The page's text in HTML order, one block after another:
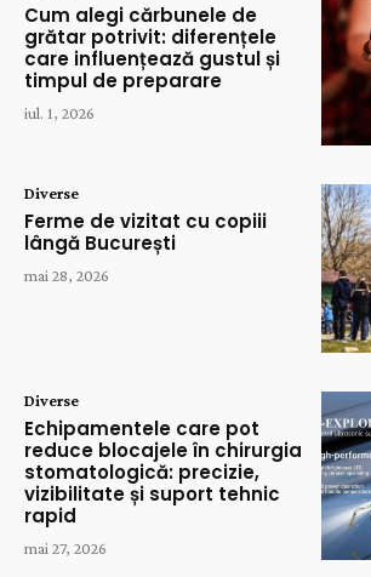
Cum alegi cărbunele de
grătar potrivit: diferențele
care influențează gustul și
timpul de preparare
iul. 1, 2026
Diverse
Ferme de vizitat cu copiii
lângă București
mai 28, 2026
Diverse
Echipamentele care pot
reduce blocajele în chirurgia
stomatologică: precizie,
vizibilitate și suport tehnic
rapid
mai 27, 2026